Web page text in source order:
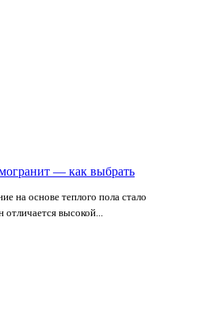
— как выбрать
на основе теплого пола стало
высокой...